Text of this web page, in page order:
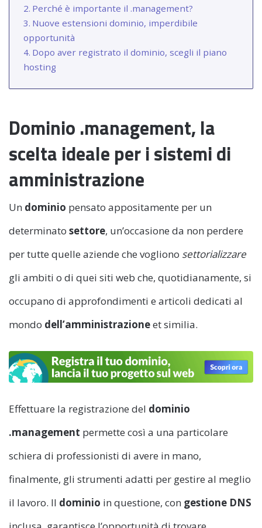
Perché è importante il .management?
Nuove estensioni dominio, imperdibile
opportunità
Dopo aver registrato il dominio, scegli il piano
hosting
Dominio .management, la
scelta ideale per i sistemi di
amministrazione
Un dominio pensato appositamente per un
determinato settore, un’occasione da non perdere
per tutte quelle aziende che vogliono settorializzare
gli ambiti o di quei siti web che, quotidianamente, si
occupano di approfondimenti e articoli dedicati al
mondo dell’amministrazioneet similia.
Effettuare la registrazione del dominio
.management permette così a una particolare
schiera di professionisti di avere in mano,
finalmente, gli strumenti adatti per gestire al meglio
il lavoro. Il dominio in questione, con gestione DNS